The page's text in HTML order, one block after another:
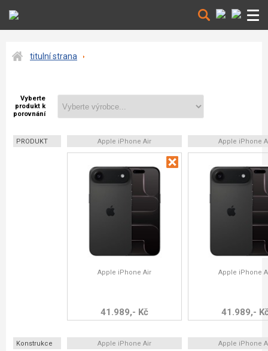
titulní strana
Vyberte
produkt k
porovnání
PRODUKT Apple iPhone Air Apple iPhone
Apple iPhone Air
41.989,- Kč
Apple iPhone
41.989,-
Konstrukce Apple iPhone Air
Apple iPhone